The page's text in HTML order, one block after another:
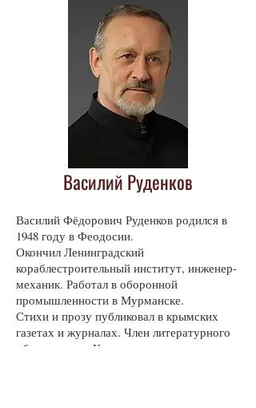
Василий Руденков
Василий Фёдорович Руденков родился в
1948 году в Феодосии.
Окончил Ленинградский
кораблестроительный институт, инженер-
механик. Работал в оборонной
промышленности в Мурманске.
Стихи и прозу публиковал в крымских
газетах и журналах. Член литературного
объединения «Киммерия».